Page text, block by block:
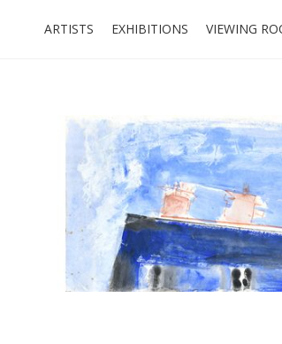
ARTISTS EXHIBITIONS VIEWING